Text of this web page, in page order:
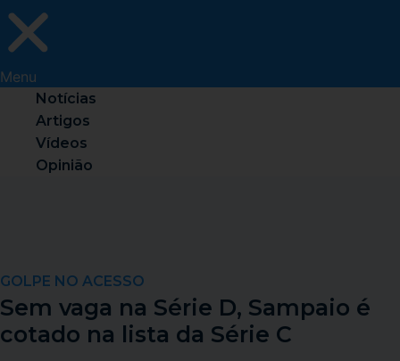
Menu
Notícias
Artigos
Vídeos
Opinião
GOLPE NO ACESSO
Sem vaga na Série D, Sampaio é
cotado na lista da Série C